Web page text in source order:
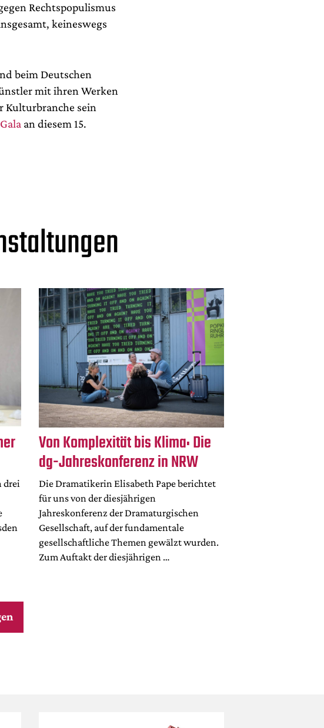
Rechtspopulismus
keineswegs
beim Deutschen
mit ihren Werken
Kulturbranche sein
an diesem 15.
drei
Von Komplexität bis Klima: Die
dg-Jahreskonferenz in NRW
Die Dramatikerin Elisabeth Pape berichtet
für uns von der diesjährigen
Jahreskonferenz der Dramaturgischen
Gesellschaft, auf der fundamentale
gesellschaftliche Themen gewälzt wurden.
Zum Auftakt der diesjährigen …